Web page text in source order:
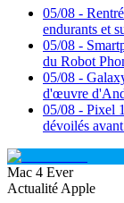
05/08 -
endurants et
05/08 -
du Robot
05/08 -
d'œuvre
05/08 - Pixel
dévoilés
Mac 4 Ever
Actualité Apple